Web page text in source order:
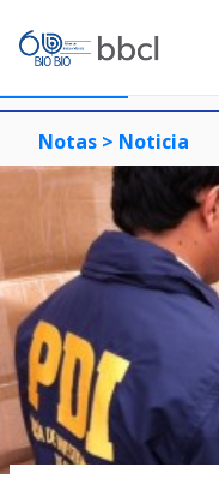
Notas > Noticia